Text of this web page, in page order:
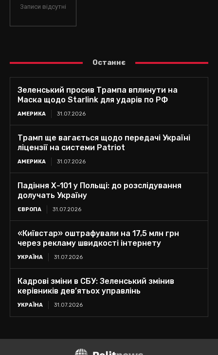
Записи відсутні
Останнє
Зеленський просив Трампа вплинути на
Маска щодо Starlink для ударів по РФ
АМЕРИКА 31.07.2026
Трамп ще вагається щодо передачі Україні
ліцензії на системи Patriot
АМЕРИКА 31.07.2026
Падіння Х-101 у Польщі: до розслідування
долучать Україну
ЄВРОПА 31.07.2026
«Київстар» оштрафували на 17,5 млн грн
через рекламу швидкості інтернету
УКРАЇНА 31.07.2026
Кадрові зміни в СБУ: Зеленський змінив
керівників дев’ятьох управлінь
УКРАЇНА 31.07.2026